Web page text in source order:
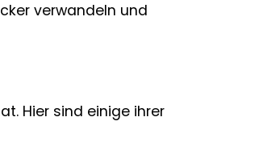
verwandeln und
Hier sind einige ihrer